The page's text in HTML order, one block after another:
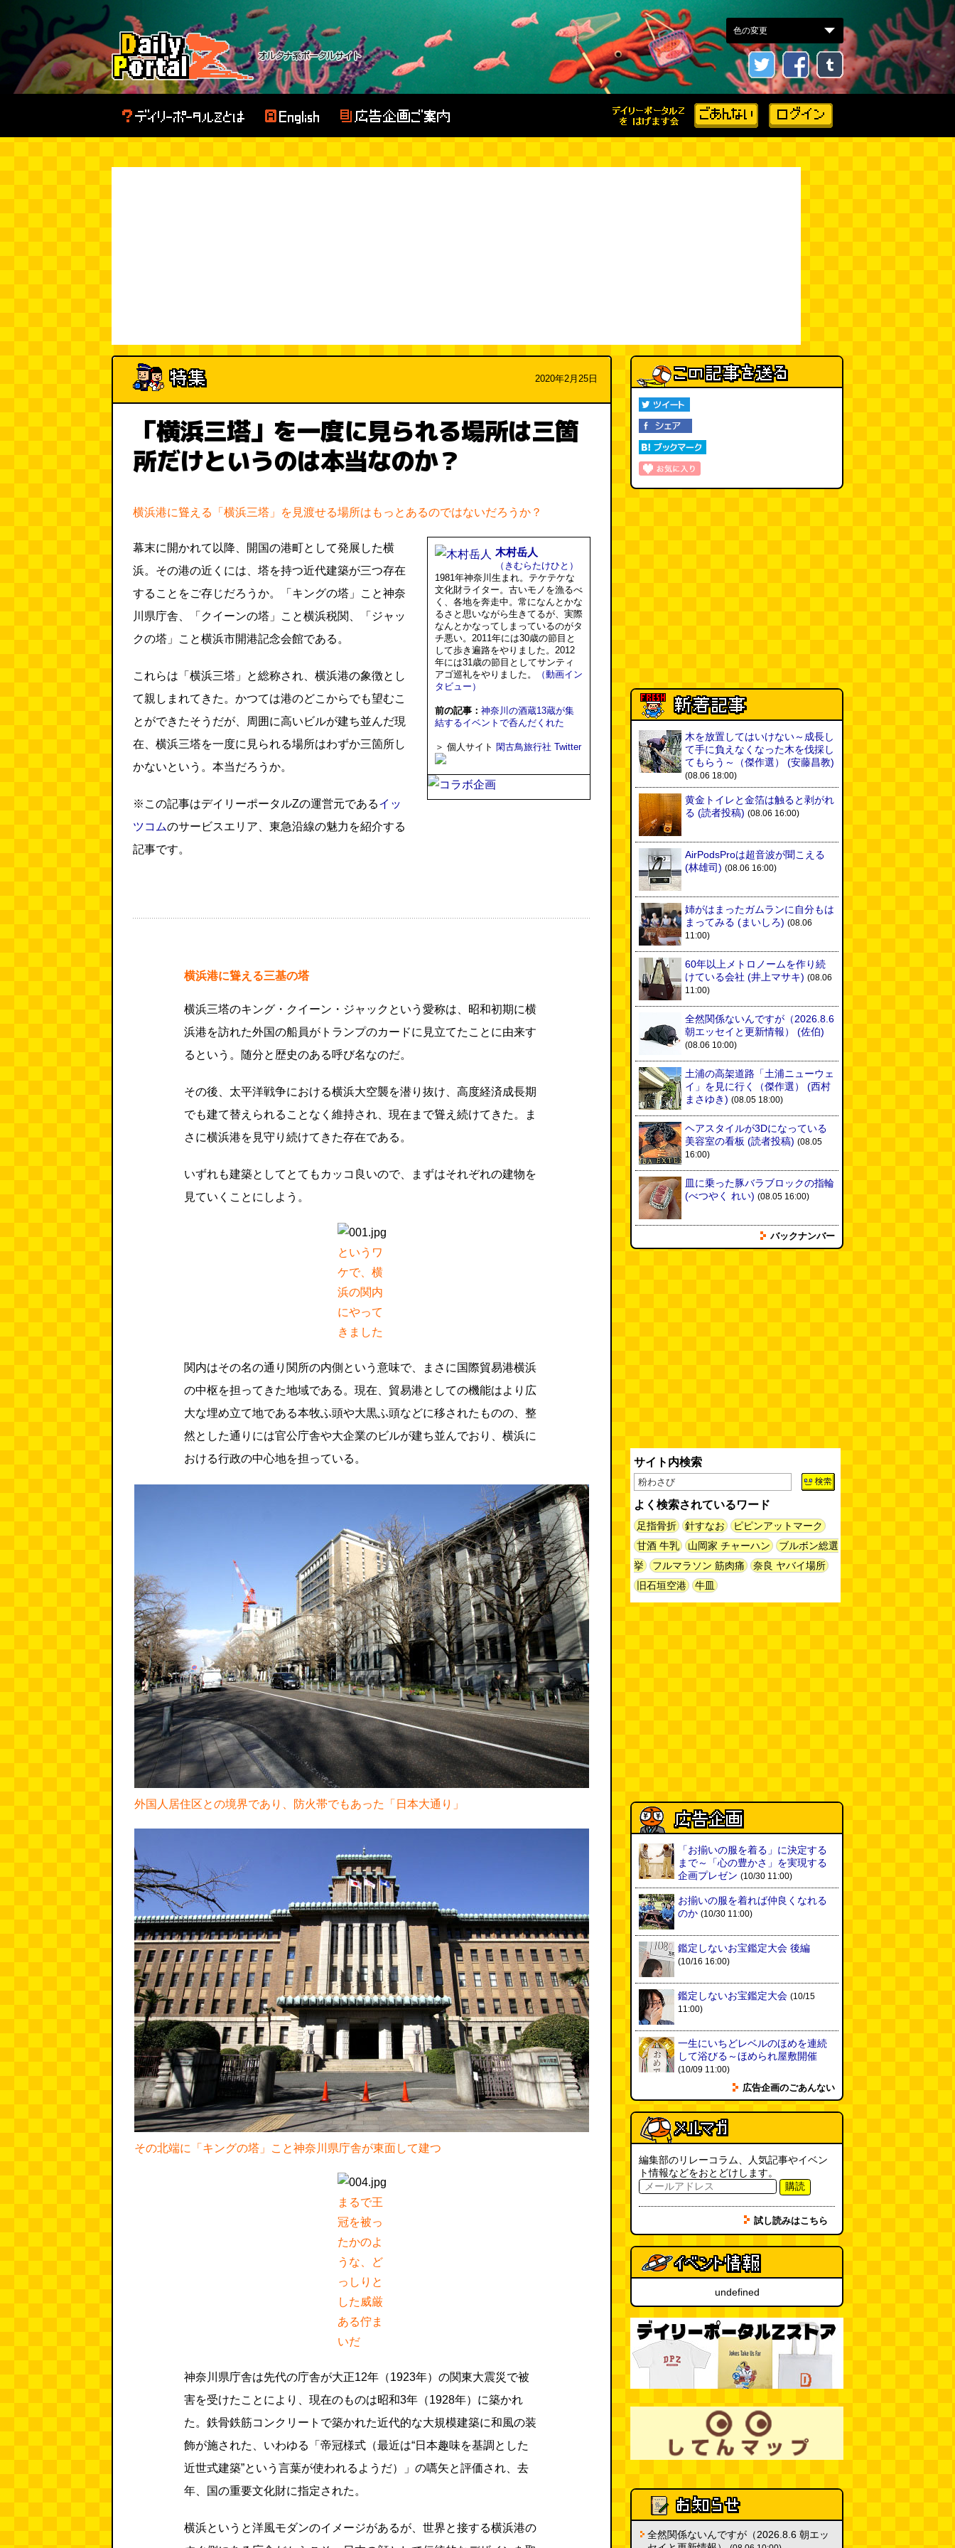
2020年2月25日
「横浜三塔」を一度に見られる場所は三箇
所だけというのは本当なのか？
横浜港に聳える「横浜三塔」を見渡せる場所はもっとあるのではないだろうか？
幕末に開かれて以降、開国の港町として発展した横
浜。その港の近くには、塔を持つ近代建築が三つ存在
することをご存じだろうか。「キングの塔」こと神奈
川県庁舎、「クイーンの塔」こと横浜税関、「ジャッ
クの塔」こと横浜市開港記念会館である。
これらは「横浜三塔」と総称され、横浜港の象徴とし
て親しまれてきた。かつては港のどこからでも望むこ
とができたそうだが、周囲に高いビルが建ち並んだ現
在、横浜三塔を一度に見られる場所はわずか三箇所し
かないという。本当だろうか。
※この記事はデイリーポータルZの運営元であるイッ
ツコムのサービスエリア、東急沿線の魅力を紹介する
記事です。
木村岳人
（きむらたけひと）
1981年神奈川生まれ。テケテケな
文化財ライター。古いモノを漁るべ
く、各地を奔走中。常になんとかな
るさと思いながら生きてるが、実際
なんとかなってしまっているのがタ
チ悪い。2011年には30歳の節目と
して歩き遍路をやりました。2012
年には31歳の節目としてサンティ
アゴ巡礼をやりました。
（動画イン
タビュー）
前の記事： 神奈川の酒蔵13蔵が集
結するイベントで呑んだくれた
＞ 個人サイト 閑古鳥旅行社 Twitter
横浜港に聳える三基の塔
横浜三塔のキング・クイーン・ジャックという愛称は、昭和初期に横
浜港を訪れた外国の船員がトランプのカードに見立てたことに由来す
るという。随分と歴史のある呼び名なのだ。
その後、太平洋戦争における横浜大空襲を潜り抜け、高度経済成長期
でも建て替えられることなく維持され、現在まで聳え続けてきた。ま
さに横浜港を見守り続けてきた存在である。
いずれも建築としてとてもカッコ良いので、まずはそれぞれの建物を
見ていくことにしよう。
というワ
ケで、横
浜の関内
にやって
きました
関内はその名の通り関所の内側という意味で、まさに国際貿易港横浜
の中枢を担ってきた地域である。現在、貿易港としての機能はより広
大な埋め立て地である本牧ふ頭や大黒ふ頭などに移されたものの、整
然とした通りには官公庁舎や大企業のビルが建ち並んでおり、横浜に
おける行政の中心地を担っている。
外国人居住区との境界であり、防火帯でもあった「日本大通り」
その北端に「キングの塔」こと神奈川県庁舎が東面して建つ
まるで王
冠を被っ
たかのよ
うな、ど
っしりと
した威厳
ある佇ま
いだ
神奈川県庁舎は先代の庁舎が大正12年（1923年）の関東大震災で被
害を受けたことにより、現在のものは昭和3年（1928年）に築かれ
た。鉄骨鉄筋コンクリートで築かれた近代的な大規模建築に和風の装
飾が施された、いわゆる「帝冠様式（最近は“日本趣味を基調とした
近世式建築”という言葉が使われるようだ）」の嚆矢と評価され、去
年、国の重要文化財に指定された。
横浜というと洋風モダンのイメージがあるが、世界と接する横浜港の
木を放置してはいけない～成長し
て手に負えなくなった木を伐採し
てもらう～（傑作選）
(安藤昌教)
(08.06 18:00)
黄金トイレと金箔は触ると剥がれ
る (読者投稿) (08.06 16:00)
AirPodsProは超音波が聞こえる
(林雄司) (08.06 16:00)
姉がはまったガムランに自分もは
まってみる (まいしろ) (08.06
11:00)
60年以上メトロノームを作り続
けている会社 (井上マサキ) (08.06
11:00)
全然関係ないんですが（2026.8.6
朝エッセイと更新情報）
(佐伯)
(08.06 10:00)
土浦の高架道路「土浦ニューウェ
イ」を見に行く（傑作選）
(西村
まさゆき) (08.05 18:00)
ヘアスタイルが3Dになっている
美容室の看板 (読者投稿) (08.05
16:00)
皿に乗った豚バラブロックの指輪
(べつやく れい) (08.05 16:00)
フエラムネをさらに笛っぽくした
らホイッスルになりました(爲房
ちょこ煎がカインズPBで販売し
てました
世田谷区民会館行きのバスは1日
1本(べつやく れい) (08.04 16:00)
「モグラ駅」で有名な土合駅……
実は真の秘境駅はお隣の湯檜曽駅
だった(ぼっちのazumiさん)
(08.04 11:00)
現役、コスモスの自販機(読者投
稿) (08.03 16:00)
取り残された木(ほり) (08.03
16:00)
「入力中…」の動きを対面の会話
(08.03 11:00)
ミンティアで汗がおさえられるの
11:00)
新情報）(ほり)
夏の良さ、庭の木を抜く、AIっぽ
さ・7/25～31 のデイリーポータ
ルZダイジェスト(デイリーポー
タルZ) (08.02 11:00)
おもしろいって言われたい 第1回
(08.02 11:00)
冷房の壊れた焼肉屋（2026.8.2
朝エッセイと更新情報）(トルー)
カシューナッツの果実、カシュー
アップルは甘渋かった（傑作選）
(玉置標本) (08.01 18:00)
非常口の可能性があるタイヤ(ん
ちゅたぐい) (08.01 16:00)
青森駅前にはビーチがある
(読者
投稿)
(08.01 16:00)
バックナンバー
サイト内検索
よく検索されているワード
足指骨折 針すなお
ピピンアットマーク
甘酒 牛乳
山岡家 チャーハン
ブルボン総選
挙
フルマラソン 筋肉痛
奈良 ヤバイ場所
旧石垣空港
牛皿
「お揃いの服を着る」に決定する
まで～「心の豊かさ」を実現する
企画プレゼン (10/30 11:00)
お揃いの服を着れば仲良くなれる
のか (10/30 11:00)
鑑定しないお宝鑑定大会 後編
(10/16 16:00)
鑑定しないお宝鑑定大会 (10/15
11:00)
一生にいちどレベルのほめを連続
して浴びる～ほめられ屋敷開催
(10/09 11:00)
広告企画のごあんない
編集部のリレーコラム、人気記事やイベン
ト情報などをおとどけします。
購読
試し読みはこちら
undefined
全然関係ないんですが（2026.8.6 朝エッ